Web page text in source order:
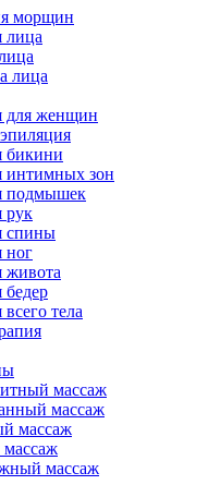
морщин
лица
лица
для женщин
бикини
интимных зон
подмышек
рук
спины
ног
живота
бедер
тела
массаж
массаж
массаж
массаж